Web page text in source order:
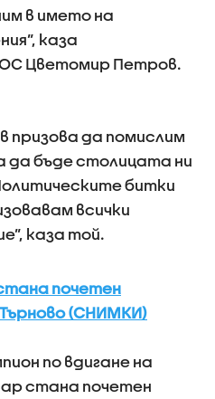
в името на
каза
Цветомир Петров.
призова да помислим
да бъде столицата ни
битки
всички
каза той.
почетен
(СНИМКИ)
по вдигане на
стана почетен